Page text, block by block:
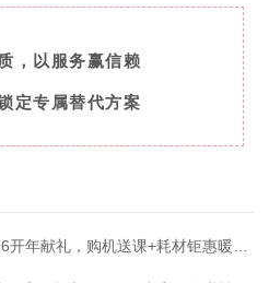
，以服务赢信赖
定专属替代方案
献礼，购机送课+耗材钜惠暖心上线！